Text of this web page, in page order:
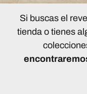
Si buscas el
tienda o tienes